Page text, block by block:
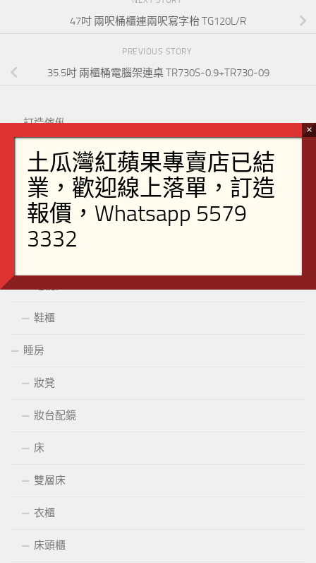
47吋 兩呎桶櫃連兩呎寫字枱 TG120L/R
PREVIOUS STORY
35.5吋 兩櫃桶電腦架連桌 TR730S-0.9+TR730-09
訂造傢俬
客廳
茶几
裝飾櫃
鞋櫃
睡房
妝凳
妝台配鏡
床
雙層床
衣櫃
床頭櫃